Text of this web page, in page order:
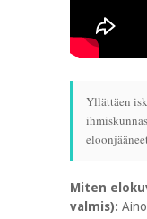
Yllättäen
Miten
valmis):